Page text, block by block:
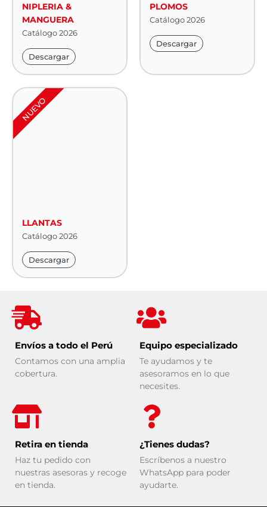
NIPLERIA &
MANGUERA
Catálogo 2026
Descargar
PLOMOS
Catálogo 2026
Descargar
LLANTAS
Catálogo 2026
Descargar
NUEVO
Envíos a todo el Perú
Contamos con una amplia
cobertura.
Equipo especializado
Te ayudamos y te
asesoramos en lo que
necesites.
Retira en tienda
Haz tu pedido con
nuestras asesoras y recoge
en tienda.
¿Tienes dudas?
Escríbenos a nuestro
WhatsApp para poder
ayudarte.